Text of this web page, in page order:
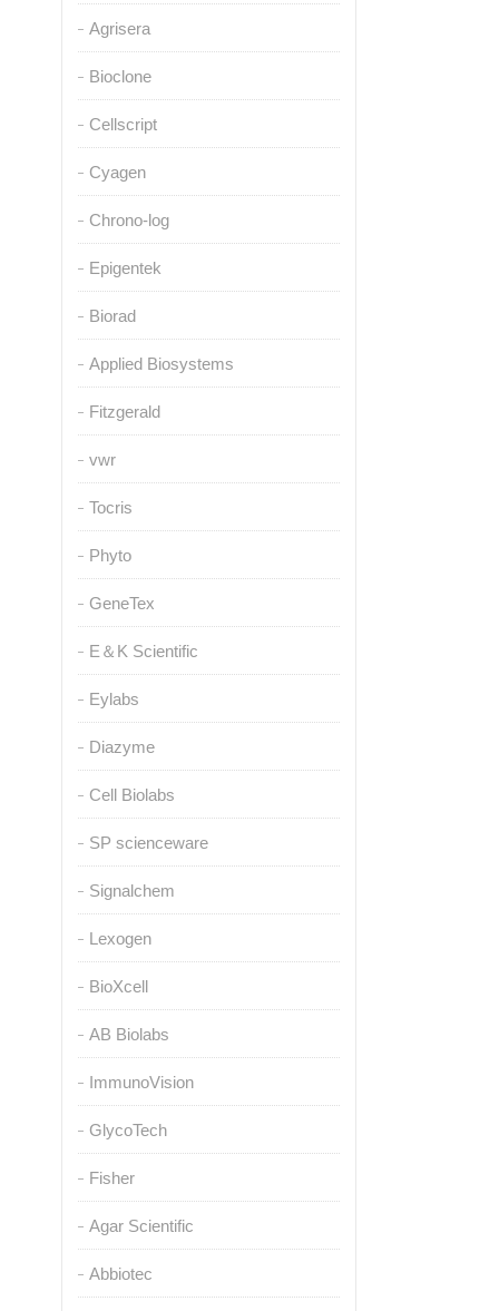
Agrisera
Bioclone
Cellscript
Cyagen
Chrono-log
Epigentek
Biorad
Applied Biosystems
Fitzgerald
vwr
Tocris
Phyto
GeneTex
E＆K Scientific
Eylabs
Diazyme
Cell Biolabs
SP scienceware
Signalchem
Lexogen
BioXcell
AB Biolabs
ImmunoVision
GlycoTech
Fisher
Agar Scientific
Abbiotec